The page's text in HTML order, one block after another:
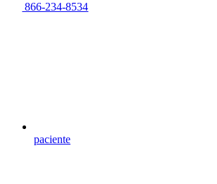
866-234-8534
paciente